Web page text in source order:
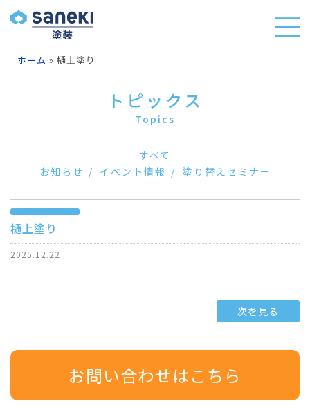
ホーム » 樋上塗り
トピックス
Topics
すべて
お知らせ
イベント情報 塗り替えセミナー
樋上塗り
2025.12.22
次を見る
お問い合わせはこちら